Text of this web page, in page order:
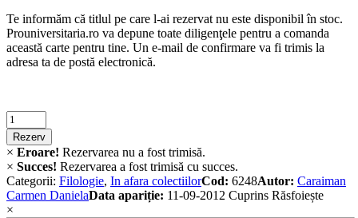
Te informăm că titlul pe care l-ai rezervat nu este disponibil în stoc.
Prouniversitaria.ro va depune toate diligenţele pentru a comanda
această carte pentru tine. Un e-mail de confirmare va fi trimis la
adresa ta de postă electronică.
Criminalistica
quantity
Rezerv
× Eroare! Rezervarea nu a fost trimisă.
× Succes! Rezervarea a fost trimisă cu succes.
Categorii: Filologie, In afara colectiilorCod: 6248Autor: Caraiman
Carmen DanielaData apariție: 11-09-2012 Cuprins Răsfoiește
×